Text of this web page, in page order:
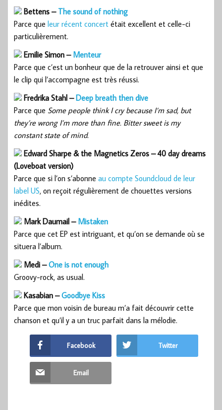
Bettens – The sound of nothing
Parce que leur récent concert était excellent et celle-ci
particulièrement.
Emilie Simon – Menteur
Parce que c’est un bonheur que de la retrouver ainsi et que
le clip qui l’accompagne est très réussi.
Fredrika Stahl –Deep breath then dive
Parce que Some people think I cry because I’m sad, but
they’re wrong I’m more than fine. Bitter sweet is my
constant state of mind.
Edward Sharpe & the Magnetics Zeros – 40 day dreams
(Loveboat version)
Parce que si l’on s’abonne au compte Soundcloud de leur
label US, on reçoit régulièrement de chouettes versions
inédites.
Mark Daumail – Mistaken
Parce que cet EP est intriguant, et qu’on se demande où se
situera l’album.
Medi –One is not enough
Groovy-rock, as usual.
Kasabian –Goodbye Kiss
Parce que mon voisin de bureau m’a fait découvrir cette
chanson et qu’il y a un truc parfait dans la mélodie.
Facebook Twitter
Email